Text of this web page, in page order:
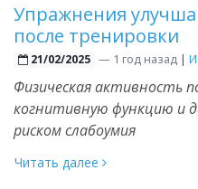
Упражнения
после тренировки
21/02/2025 —1 год назад |
Физическая активность
когнитивную функцию и
риском слабоумия
Читать далее